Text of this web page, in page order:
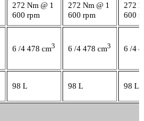
272 Nm @ 1
600 rpm
272 Nm @ 1
600 rpm
272
600
6 /4 478 cm3 6 /4 478 cm3
6 /4
98 L 98 L 98 L